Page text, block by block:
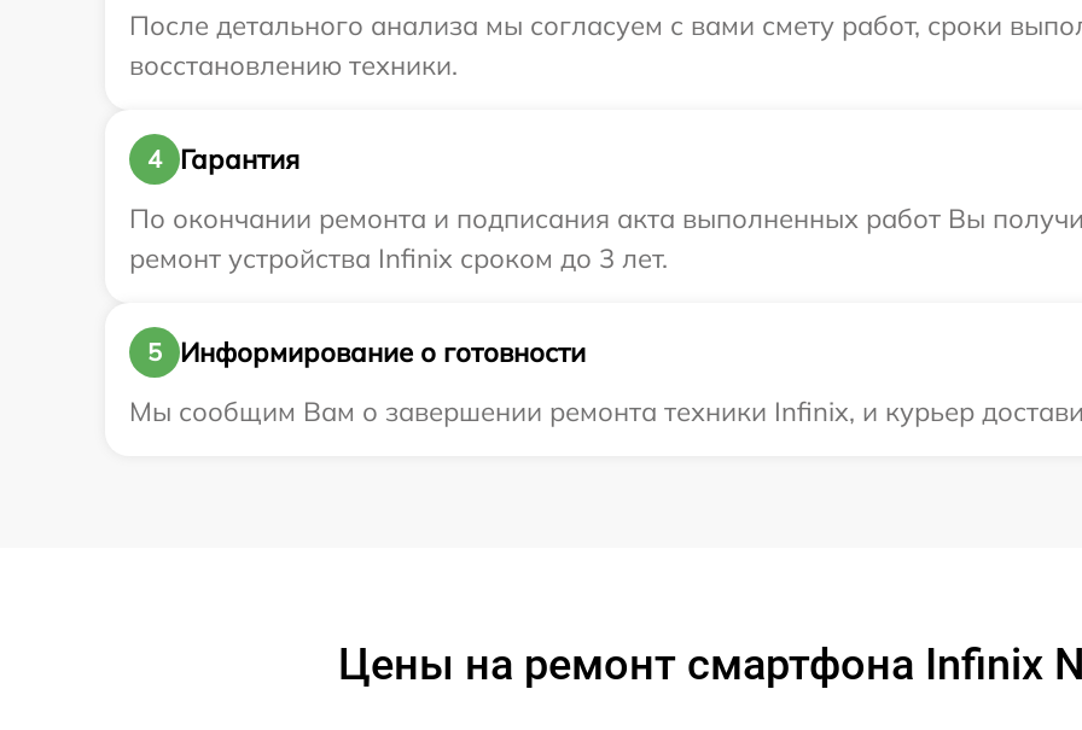
После детального анализа мы согласуем с вами смету работ, сроки
восстановлению техники.
4
Гарантия
По окончании ремонта и подписания акта выполненных работ Вы
ремонт устройства Infinix сроком до 3 лет.
5
Информирование о готовности
Мы сообщим Вам о завершении ремонта техники Infinix, и курьер
Цены на ремонт смартфона Infinix